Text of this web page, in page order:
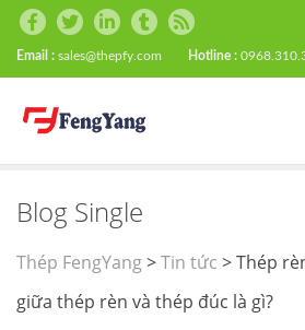
Email : sales@thepfy.com Hotline :
Blog Single
Thép FengYang>Tin tức >Thép
giữa thép rèn và thép đúc là gì?